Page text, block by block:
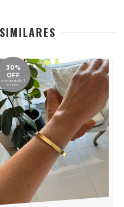
30%
OFF
comprando 1
o más